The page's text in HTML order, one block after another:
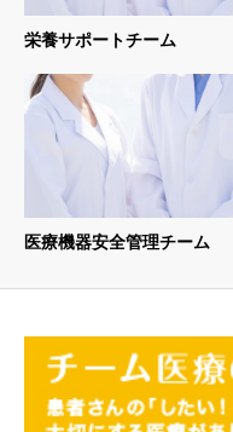
栄養サポートチーム
医療機器安全管理チーム